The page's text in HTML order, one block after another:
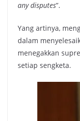
any disputes”.
Yang artinya,
dalam
menegakkan
setiap sengketa.